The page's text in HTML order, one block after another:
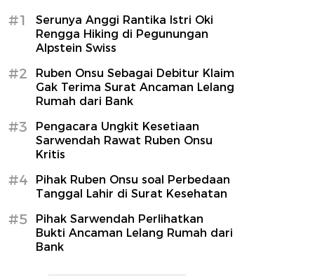
#1
Serunya Anggi Rantika Istri Oki
Rengga Hiking di Pegunungan
Alpstein Swiss
#2
Ruben Onsu Sebagai Debitur Klaim
Gak Terima Surat Ancaman Lelang
Rumah dari Bank
#3
Pengacara Ungkit Kesetiaan
Sarwendah Rawat Ruben Onsu
Kritis
#4
Pihak Ruben Onsu soal Perbedaan
Tanggal Lahir di Surat Kesehatan
#5
Pihak Sarwendah Perlihatkan
Bukti Ancaman Lelang Rumah dari
Bank